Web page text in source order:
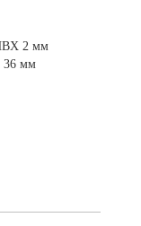
2 мм
36 мм